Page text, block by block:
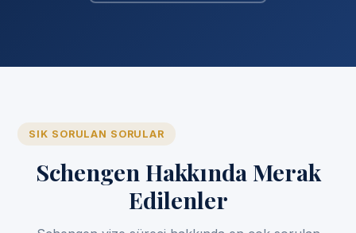
SIK SORULAN SORULAR
Schengen Hakkında Merak
Edilenler